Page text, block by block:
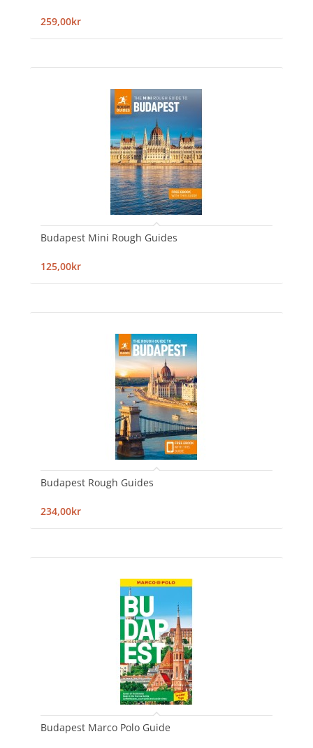
259,00kr
Budapest Mini Rough Guides
125,00kr
Budapest Rough Guides
234,00kr
Budapest Marco Polo Guide